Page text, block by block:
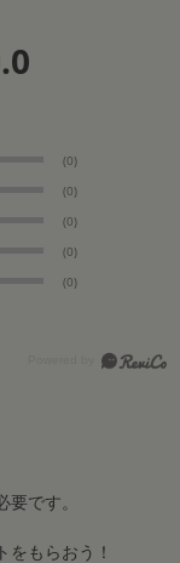
(0)
(0)
(0)
(0)
(0)
要です。
をもらおう！